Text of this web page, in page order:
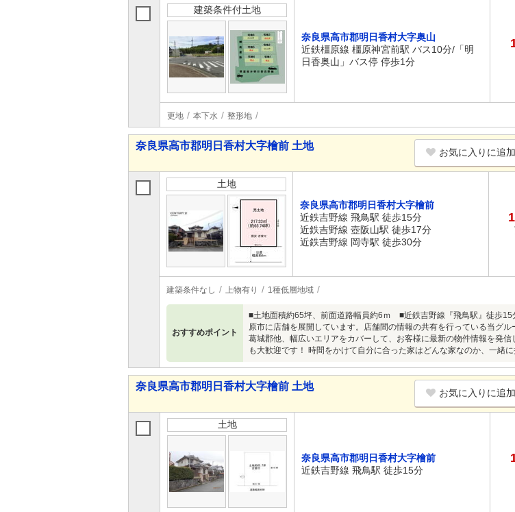
建築条件付土地
奈良県高市郡明日香村大字奥山
近鉄橿原線 橿原神宮前駅 バス10分/「明
日香奥山」バス停 停歩1分
更地 本下水 整形地
奈良県高市郡明日香村大字檜前 土地
お気に入りに追加
土地
奈良県高市郡明日香村大字檜前
近鉄吉野線 飛鳥駅 徒歩15分
近鉄吉野線 壺阪山駅 徒歩17分
近鉄吉野線 岡寺駅 徒歩30分
建築条件なし 上物有り 1種低層地域
おすすめポイント
■土地面積約65坪、前面道路幅員約6ｍ ■近鉄吉野線『飛鳥駅』徒歩
原市に店舗を展開しています。店舗間の情報の共有を行っている当グ
葛城郡他、幅広いエリアをカバーして、お客様に最新の物件情報を発
も大歓迎です！ 時間をかけて自分に合った家はどんな家なのか、一
奈良県高市郡明日香村大字檜前 土地
お気に入りに追加
土地
奈良県高市郡明日香村大字檜前
近鉄吉野線 飛鳥駅 徒歩15分